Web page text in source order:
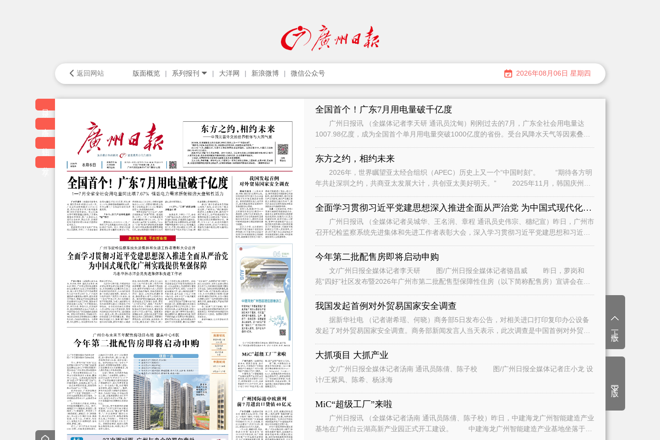
返回网站 版面概览 系列报刊 大洋网 新浪微博 微信公众号 2026年08月06日 星期四
全国首个！广东7月用电量破千亿度
广州日报讯 （全媒体记者李天研 通讯员沈甸）刚刚过去的7月，广东全社会用电量达
1007.98亿度，成为全国首个单月用电量突破1000亿度的省份。受台风降水天气等因素叠加
东方之约，相约未来
2026年，世界瞩望亚太经合组织（APEC）历史上又一个“中国时刻”。 “期待各方明
年共赴深圳之约，共商亚太发展大计，共创亚太美好明天。” 2025年11月，韩国庆州，
全面学习贯彻习近平党建思想深入推进全面从严治党 为中国式现代化广州实践提供坚强保障
广州日报讯 （全媒体记者吴城华、王名润、章程 通讯员史伟宗、穗纪宣）昨日，广州市
召开纪检监察系统先进集体和先进工作者表彰大会，深入学习贯彻习近平党建思想和习近平
今年第二批配售房即将启动申购
文/广州日报全媒体记者李天研 图/广州日报全媒体记者骆昌威 昨日，萝岗和
苑“四好”社区发布暨2026年广州市第二批配售型保障性住房（以下简称配售房）宣讲会在广
我国发起首例对外贸易国家安全调查
据新华社电 （记者谢希瑶、何晓）商务部5日发布公告，对相关进口打印复印办公设备
发起了对外贸易国家安全调查。商务部新闻发言人当天表示，此次调查是中国首例对外贸易
大抓项目 大抓产业
文/广州日报全媒体记者汤南 通讯员陈倩、陈子校 图/广州日报全媒体记者庄小龙 设
计/王紫凤、陈希、杨泳海
MiC“超级工厂”来啦
广州日报讯 （全媒体记者汤南 通讯员陈倩、陈子校）昨日，中建海龙广州智能建造产业
基地在广州白云湖高新产业园正式开工建设。 中建海龙广州智能建造产业基地坐落于白